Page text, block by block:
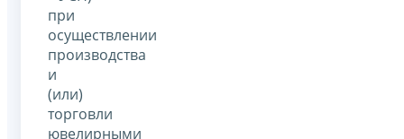
при
осуществлении
производства
и
(или)
торговли
ювелирными